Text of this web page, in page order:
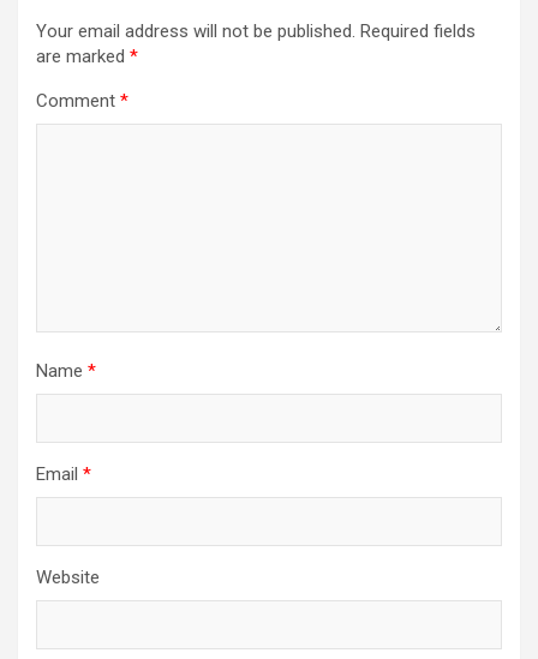
Your email address will not be published. Required fields
are marked *
Comment *
Name *
Email *
Website